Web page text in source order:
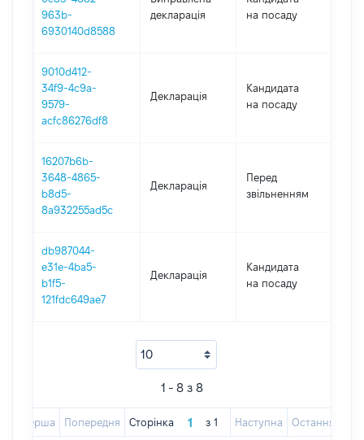
963b-
6930140d8588
декларація
на посаду
9010d412-
34f9-4c9a-
9579-
acfc86276df8
Декларація
Кандидата
на посаду
16207b6b-
3648-4865-
b8d5-
8a932255ad5c
Декларація
Перед
звільненням
db987044-
e31e-4ba5-
b1f5-
121fdc649ae7
Декларація
Кандидата
на посаду
1 - 8 з 8
Перша Попередня Сторінка з 1 Наступна Остання